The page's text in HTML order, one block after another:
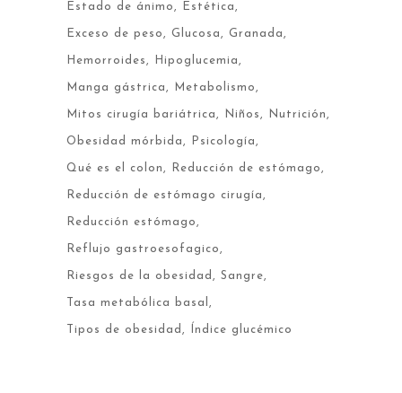
Estado de ánimo Estética
Exceso de peso Glucosa Granada
Hemorroides Hipoglucemia
Manga gástrica Metabolismo
Mitos cirugía bariátrica Niños Nutrición
Obesidad mórbida Psicología
Qué es el colon Reducción de estómago
Reducción de estómago cirugía
Reducción estómago
Reflujo gastroesofagico
Riesgos de la obesidad Sangre
Tasa metabólica basal
Tipos de obesidad Índice glucémico